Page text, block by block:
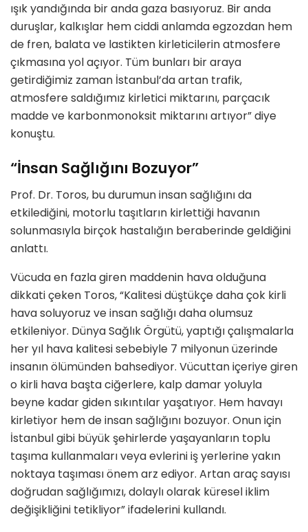
ışık yandığında bir anda gaza basıyoruz. Bir anda
duruşlar, kalkışlar hem ciddi anlamda egzozdan hem
de fren, balata ve lastikten kirleticilerin atmosfere
çıkmasına yol açıyor. Tüm bunları bir araya
getirdiğimiz zaman İstanbul’da artan trafik,
atmosfere saldığımız kirletici miktarını, parçacık
madde ve karbonmonoksit miktarını artıyor” diye
konuştu.
“İnsan Sağlığını Bozuyor”
Prof. Dr. Toros, bu durumun insan sağlığını da
etkilediğini, motorlu taşıtların kirlettiği havanın
solunmasıyla birçok hastalığın beraberinde geldiğini
anlattı.
Vücuda en fazla giren maddenin hava olduğuna
dikkati çeken Toros, “Kalitesi düştükçe daha çok kirli
hava soluyoruz ve insan sağlığı daha olumsuz
etkileniyor. Dünya Sağlık Örgütü, yaptığı çalışmalarla
her yıl hava kalitesi sebebiyle 7 milyonun üzerinde
insanın ölümünden bahsediyor. Vücuttan içeriye giren
o kirli hava başta ciğerlere, kalp damar yoluyla
beyne kadar giden sıkıntılar yaşatıyor. Hem havayı
kirletiyor hem de insan sağlığını bozuyor. Onun için
İstanbul gibi büyük şehirlerde yaşayanların toplu
taşıma kullanmaları veya evlerini iş yerlerine yakın
noktaya taşıması önem arz ediyor. Artan araç sayısı
doğrudan sağlığımızı, dolaylı olarak küresel iklim
değişikliğini tetikliyor” ifadelerini kullandı.